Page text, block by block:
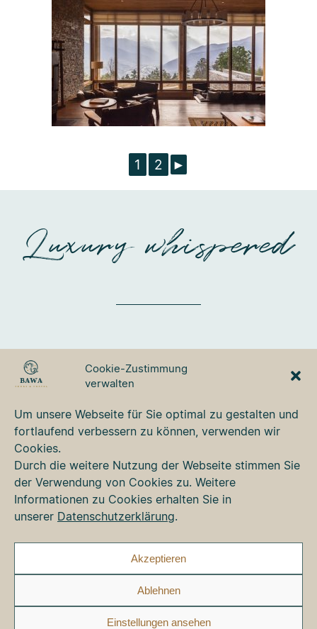
Cookie-Zustimmung
verwalten
Um unsere Webseite für Sie optimal zu gestalten und
fortlaufend verbessern zu können, verwenden wir
Cookies.
Durch die weitere Nutzung der Webseite stimmen Sie
der Verwendung von Cookies zu. Weitere
Informationen zu Cookies erhalten Sie in
unserer Datenschutzerklärung.
Akzeptieren
Ablehnen
Einstellungen ansehen
1 2 ►
Luxury whispered
GmbH
Tel. +49 8331 76 42 49
bawa@bawa.de
www.bawa.de
Kontakt
Newsletter
Datenschutz